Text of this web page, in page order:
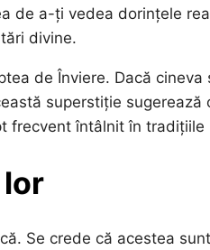
de a-ți vedea dorințele
divine.
de Înviere. Dacă cineva
superstiție sugerează
frecvent întâlnit în tradițiile
Se crede că acestea